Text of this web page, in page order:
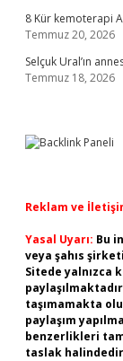
8 Kür kemoterapi
Temmuz 20, 2026
Selçuk Ural’ın
Temmuz 18, 2026
Reklam ve
Yasal Uyarı: Bu
veya şahıs
Sitede yalnızca
taşımamakta
paylaşım
benzerlikleri
taslak